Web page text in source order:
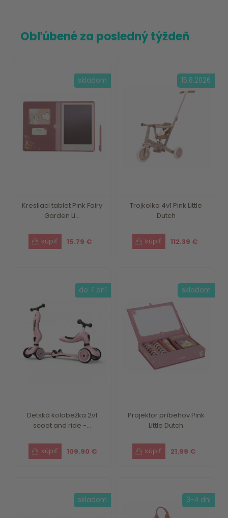
Obľúbené za posledný týždeň
Kresliaci tablet Pink Fairy
Garden Li...
15.79 €
skladom
Trojkolka 4v1 Pink Little
Dutch
112.39 €
15.8.2026
Detská kolobežka 2v1
scoot and ride -...
109.90 €
do 7 dní
Projektor príbehov Pink
Little Dutch
21.99 €
skladom
skladom 3-4 dni